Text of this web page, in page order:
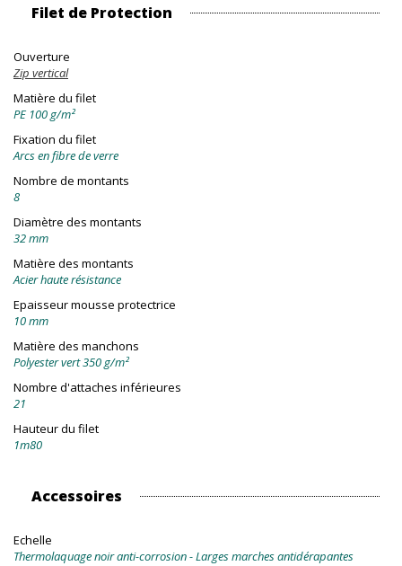
Filet de Protection
Ouverture
Zip vertical
Matière du filet
PE 100 g/m²
Fixation du filet
Arcs en fibre de verre
Nombre de montants
8
Diamètre des montants
32 mm
Matière des montants
Acier haute résistance
Epaisseur mousse protectrice
10 mm
Matière des manchons
Polyester vert 350 g/m²
Nombre d'attaches inférieures
21
Hauteur du filet
1m80
Accessoires
Echelle
Thermolaquage noir anti-corrosion - Larges marches antidérapantes